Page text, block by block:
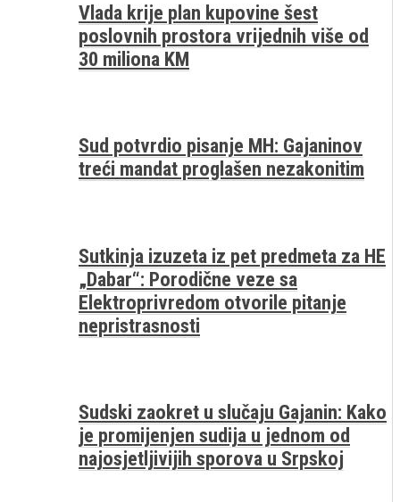
Vlada krije plan kupovine šest
poslovnih prostora vrijednih više od
30 miliona KM
Sud potvrdio pisanje MH: Gajaninov
treći mandat proglašen nezakonitim
Sutkinja izuzeta iz pet predmeta za HE
„Dabar“: Porodične veze sa
Elektroprivredom otvorile pitanje
nepristrasnosti
Sudski zaokret u slučaju Gajanin: Kako
je promijenjen sudija u jednom od
najosjetljivijih sporova u Srpskoj